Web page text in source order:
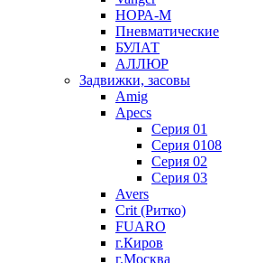
НОРА-М
Пневматические
БУЛАТ
АЛЛЮР
Задвижки, засовы
Amig
Apecs
Серия 01
Серия 0108
Серия 02
Серия 03
Avers
Crit (Ритко)
FUARO
г.Киров
г.Москва